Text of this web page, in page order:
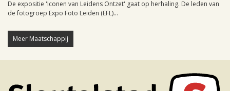
De expositie 'Iconen van Leidens Ontzet' gaat op herhaling. De leden van
de fotogroep Expo Foto Leiden (EFL)...
Meer Maatschappij